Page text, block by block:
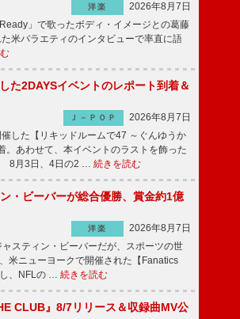
洋楽
2026年8月7日
」で歌ったボディ・イメージとの葛藤
米バラエティのインタビューで率直に語
た2DAYSイベントのレポート到着＆
Ｊ－ＰＯＰ
2026年8月7日
した【リキッドルームで47 ～ぐんゆうか
。あわせて、本イベントのラストを飾った
8月3日、4日の2 … 続きを読む
・ビーバーが総合優勝、賞金約1億
洋楽
2026年8月7日
スティン・ビーバーだが、スポーツの世
ニューヨークで開催された【Fanatics
、NFLの … 続きを読む
CLUB』8/7リリース＆収録曲MV公